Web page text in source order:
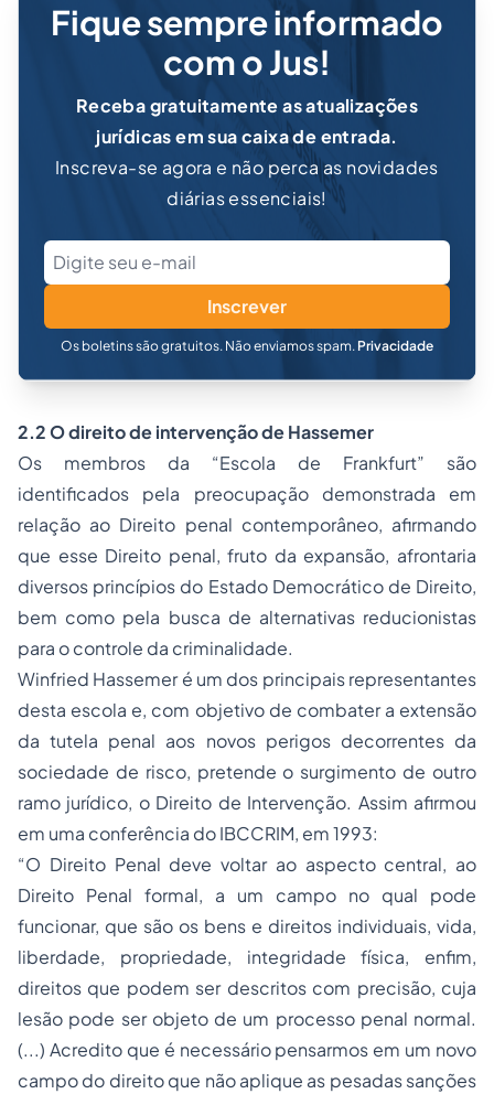
Fique sempre informado
com o Jus!
Receba gratuitamente as atualizações
jurídicas em sua caixa de entrada.
Inscreva-se agora e não perca as novidades
diárias essenciais!
Inscrever
Os boletins são gratuitos. Não enviamos spam. Privacidade
2.2 O direito de intervenção de Hassemer
Os membros da “Escola de Frankfurt” são
identificados pela preocupação demonstrada em
relação ao Direito penal contemporâneo, afirmando
que esse Direito penal, fruto da expansão, afrontaria
diversos princípios do Estado Democrático de Direito,
bem como pela busca de alternativas reducionistas
para o controle da criminalidade.
Winfried Hassemer é um dos principais representantes
desta escola e, com objetivo de combater a extensão
da tutela penal aos novos perigos decorrentes da
sociedade de risco, pretende o surgimento de outro
ramo jurídico, o Direito de Intervenção. Assim afirmou
em uma conferência do IBCCRIM, em 1993:
“O Direito Penal deve voltar ao aspecto central, ao
Direito Penal formal, a um campo no qual pode
funcionar, que são os bens e direitos individuais, vida,
liberdade, propriedade, integridade física, enfim,
direitos que podem ser descritos com precisão, cuja
lesão pode ser objeto de um processo penal normal.
(...) Acredito que é necessário pensarmos em um novo
campo do direito que não aplique as pesadas sanções